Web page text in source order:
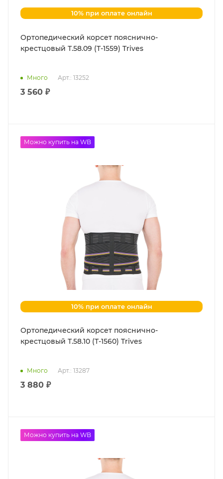
10% при оплате онлайн
Ортопедический корсет пояснично-
крестцовый Т.58.09 (Т-1559) Trives
Много Арт.: 13252
3 560 ₽
10% при оплате онлайн
Можно купить на WB
Ортопедический корсет пояснично-
крестцовый Т.58.10 (Т-1560) Trives
Много Арт.: 13287
3 880 ₽
Можно купить на WB